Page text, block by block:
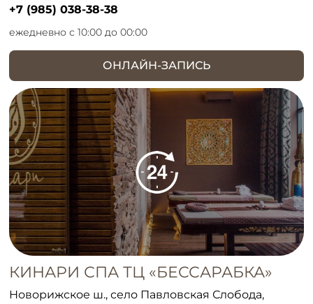
+7 (985) 038-38-38
ежедневно с 10:00 до 00:00
ОНЛАЙН-ЗАПИСЬ
КИНАРИ СПА ТЦ «БЕССАРАБКА»
Новорижское ш., село Павловская Слобода,